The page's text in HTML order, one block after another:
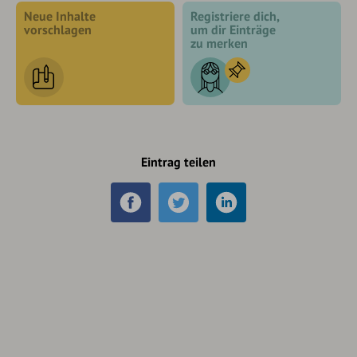
Neue Inhalte
vorschlagen
Registriere dich,
um dir Einträge
zu merken
Eintrag teilen